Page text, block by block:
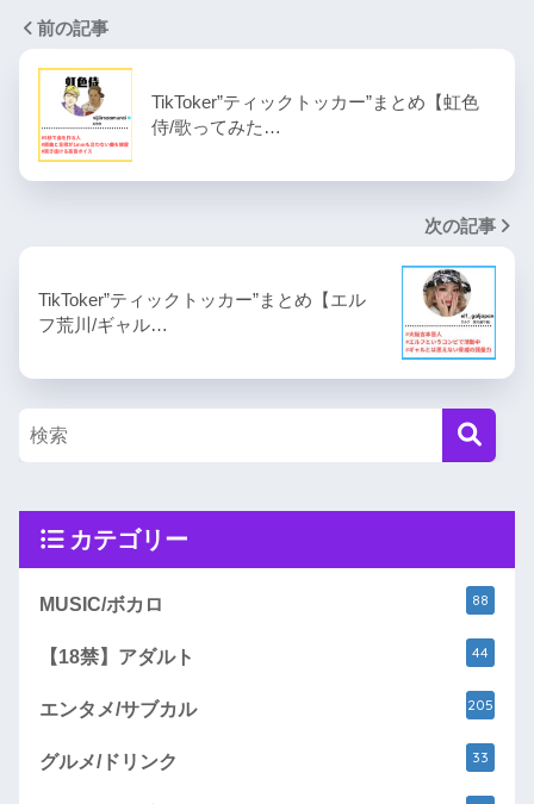
前の記事
TikToker”ティックトッカー”まとめ【虹色
侍/歌ってみた…
次の記事
TikToker”ティックトッカー”まとめ【エル
フ荒川/ギャル…
カテゴリー
MUSIC/ボカロ 88
【18禁】アダルト 44
エンタメ/サブカル 205
グルメ/ドリンク 33